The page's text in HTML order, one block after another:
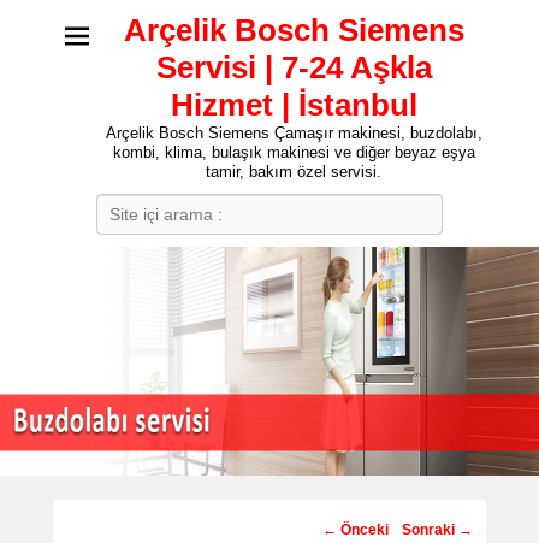
Arçelik Bosch Siemens
Servisi | 7-24 Aşkla
Hizmet | İstanbul
Arçelik Bosch Siemens Çamaşır makinesi, buzdolabı,
kombi, klima, bulaşık makinesi ve diğer beyaz eşya
tamir, bakım özel servisi.
Post
← Önceki Sonraki →